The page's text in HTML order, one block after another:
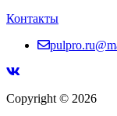
Контакты
Copyright © 2026